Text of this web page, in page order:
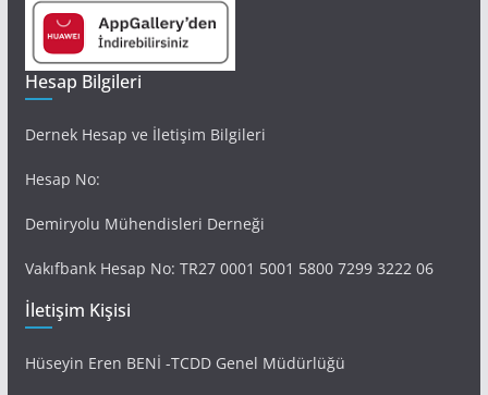
Hesap Bilgileri
Dernek Hesap ve İletişim Bilgileri
Hesap No:
Demiryolu Mühendisleri Derneği
Vakıfbank Hesap No: TR27 0001 5001 5800 7299 3222 06
İletişim Kişisi
Hüseyin Eren BENİ -TCDD Genel Müdürlüğü